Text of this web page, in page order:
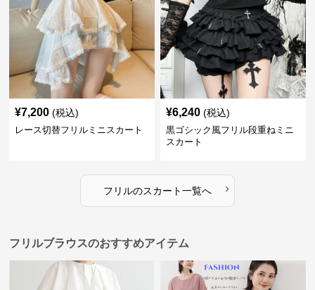
¥7,200 (税込)
レース切替フリルミニスカート
¥6,240 (税込)
黒ゴシック風フリル段重ねミニ
スカート
フリルのスカート一覧へ ›
フリルブラウスのおすすめアイテム